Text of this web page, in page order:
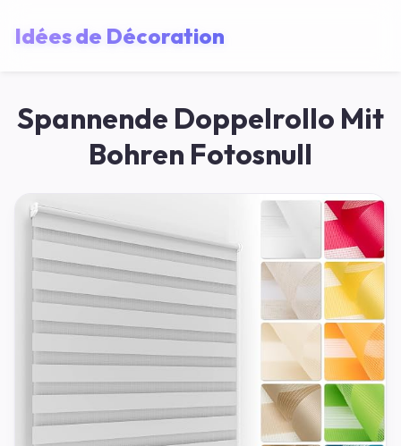
Idées de Décoration
Spannende Doppelrollo Mit
Bohren Fotosnull